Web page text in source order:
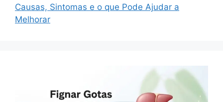
Causas, Sintomas e o que Pode Ajudar a
Melhorar